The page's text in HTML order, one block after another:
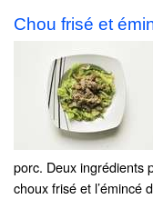
Chou frisé et
porc. Deux ingrédients
choux frisé et l’émincé